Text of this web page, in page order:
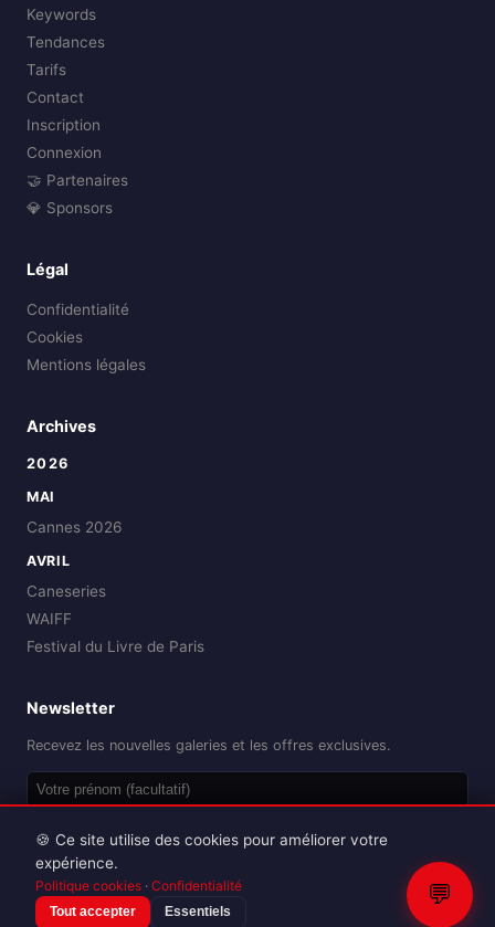
Keywords
Tendances
Tarifs
Contact
Inscription
Connexion
🤝 Partenaires
💎 Sponsors
Légal
Confidentialité
Cookies
Mentions légales
Archives
2026
MAI
Cannes 2026
AVRIL
Caneseries
WAIFF
Festival du Livre de Paris
Newsletter
Recevez les nouvelles galeries et les offres exclusives.
Reproduction interdite sans autorisation.
💬
🍪 Ce site utilise des cookies pour améliorer votre
expérience.
Politique cookies · Confidentialité
Tout accepter Essentiels